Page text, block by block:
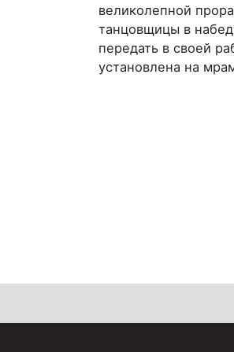
великолепной
танцовщицы в
передать в своей
установлена на